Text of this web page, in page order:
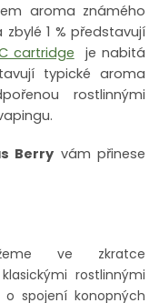
aroma známého
zbylé 1 % představují
cartridge je nabitá
typické aroma
rostlinnými
Berry vám přinese
ve zkratce
rostlinnými
spojení konopných